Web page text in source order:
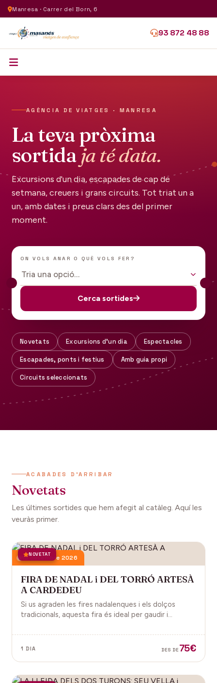
Manresa · Carrer del Born, 6
93 872 48 88
AGÈNCIA DE VIATGES · MANRESA
La teva pròxima
sortidaja té data.
Excursions d'un dia, escapades de cap de
setmana, creuers i grans circuits. Tot triat un a
un, amb dates i preus clars des del primer
moment.
ON VOLS ANAR O QUÈ VOLS FER?
Tria una opció…
Cerca sortides
Novetats Excursions d'un dia Espectacles
Escapades, ponts i festius Amb guia propi
Circuits seleccionats
ACABADES D'ARRIBAR
Novetats
Les últimes sortides que hem afegit al catàleg. Aquí les
veuràs primer.
NOVETAT
13 desembre 2026
FIRA DE NADAL i DEL TORRÓ ARTESÀ
A CARDEDEU
Si us agraden les fires nadalenques i els dolços
tradicionals, aquesta fira és ideal per gaudir i
1 DIA DES DE 75€